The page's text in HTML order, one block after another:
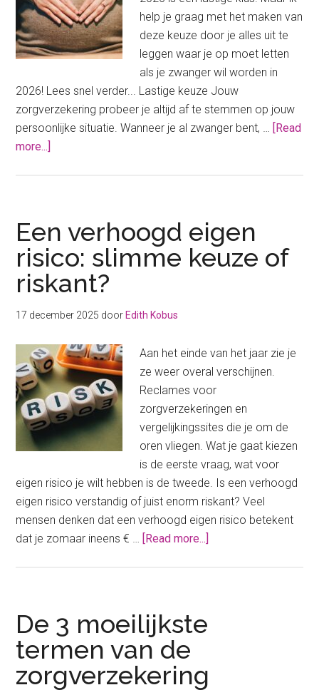
help je graag met het maken van
deze keuze door je alles uit te
leggen waar je op moet letten
als je zwanger wil worden in
2026! Lees snel verder... Lastige keuze Jouw
zorgverzekering probeer je altijd af te stemmen op jouw
persoonlijke situatie. Wanneer je al zwanger bent, …
[Read
more...]
willen
worden
in
2026
Een verhoogd eigen
risico: slimme keuze of
riskant?
17 december 2025 door Edith Kobus
Aan het einde van het jaar zie je
ze weer overal verschijnen.
Reclames voor
zorgverzekeringen en
vergelijkingssites die je om de
oren vliegen. Wat je gaat kiezen
is de eerste vraag, wat voor
eigen risico je wilt hebben is de tweede. Is een verhoogd
eigen risico verstandig of juist enorm riskant? Veel
mensen denken dat een verhoogd eigen risico betekent
dat je zomaar ineens € …
[Read more...]
De 3 moeilijkste
termen van de
zorgverzekering